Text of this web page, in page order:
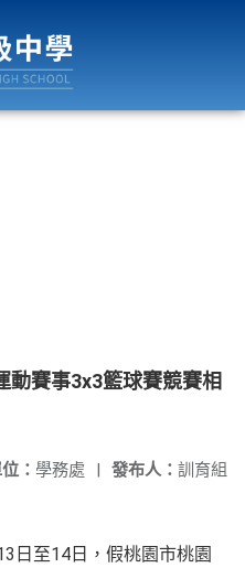
動賽事3x3籃球賽競賽相
發布人： 訓育組
： 學務處 |
日至14日，假桃園市桃園